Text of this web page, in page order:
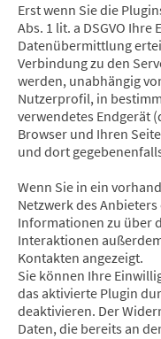
Erst wenn Sie die
Abs. 1 lit. a DSGVO
Datenübermittlung
Verbindung zu den
werden, unabhängig
Nutzerprofil, in
verwendetes Endgerät
Browser und Ihren
und dort
Wenn Sie in ein
Netzwerk des
Informationen zu über
Interaktionen
Kontakten angezeigt.
Sie können Ihre
das aktivierte Plugin
deaktivieren. Der
Daten, die bereits an